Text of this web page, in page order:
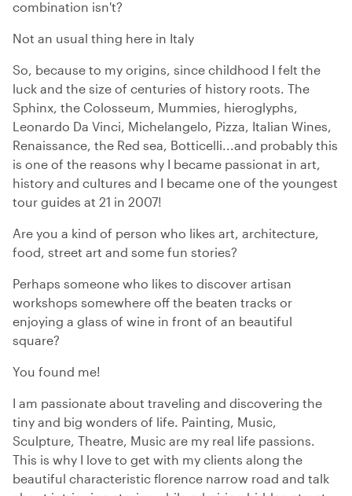
combination isn't?
Not an usual thing here in Italy
So, because to my origins, since childhood I felt the
luck and the size of centuries of history roots. The
Sphinx, the Colosseum, Mummies, hieroglyphs,
Leonardo Da Vinci, Michelangelo, Pizza, Italian Wines,
Renaissance, the Red sea, Botticelli...and probably this
is one of the reasons why I became passionat in art,
history and cultures and I became one of the youngest
tour guides at 21 in 2007!
Are you a kind of person who likes art, architecture,
food, street art and some fun stories?
Perhaps someone who likes to discover artisan
workshops somewhere off the beaten tracks or
enjoying a glass of wine in front of an beautiful
square?
You found me!
I am passionate about traveling and discovering the
tiny and big wonders of life. Painting, Music,
Sculpture, Theatre, Music are my real life passions.
This is why I love to get with my clients along the
beautiful characteristic florence narrow road and talk